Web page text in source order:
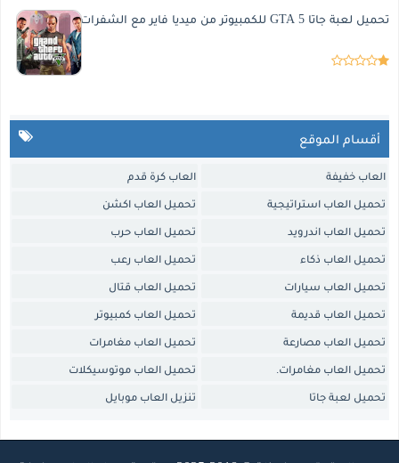
تحميل لعبة جاتا 5 GTA للكمبيوتر من ميديا فاير مع الشفرات
أقسام الموقع
العاب خفيفة العاب كرة قدم
تحميل العاب استراتيجية تحميل العاب اكشن
تحميل العاب اندرويد تحميل العاب حرب
تحميل العاب ذكاء تحميل العاب رعب
تحميل العاب سيارات تحميل العاب قتال
تحميل العاب قديمة تحميل العاب كمبيوتر
تحميل العاب مصارعة تحميل العاب مغامرات
تحميل العاب مغامرات. تحميل العاب موتوسيكلات
تحميل لعبة جاتا تنزيل العاب موبايل